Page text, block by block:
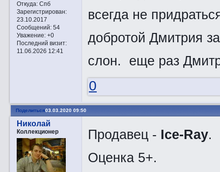
Откуда:Спб
Зарегистрирован:
23.10.2017
Сообщений:54
Уважение: +0
Последний визит:
11.06.2026 12:41
всегда не
добротой Дмитрия
слон. еще раз
0
Поделиться03.03.2020 09:50
Николай
Коллекционер Продавец - Ice-Ray.
Оценка 5+.